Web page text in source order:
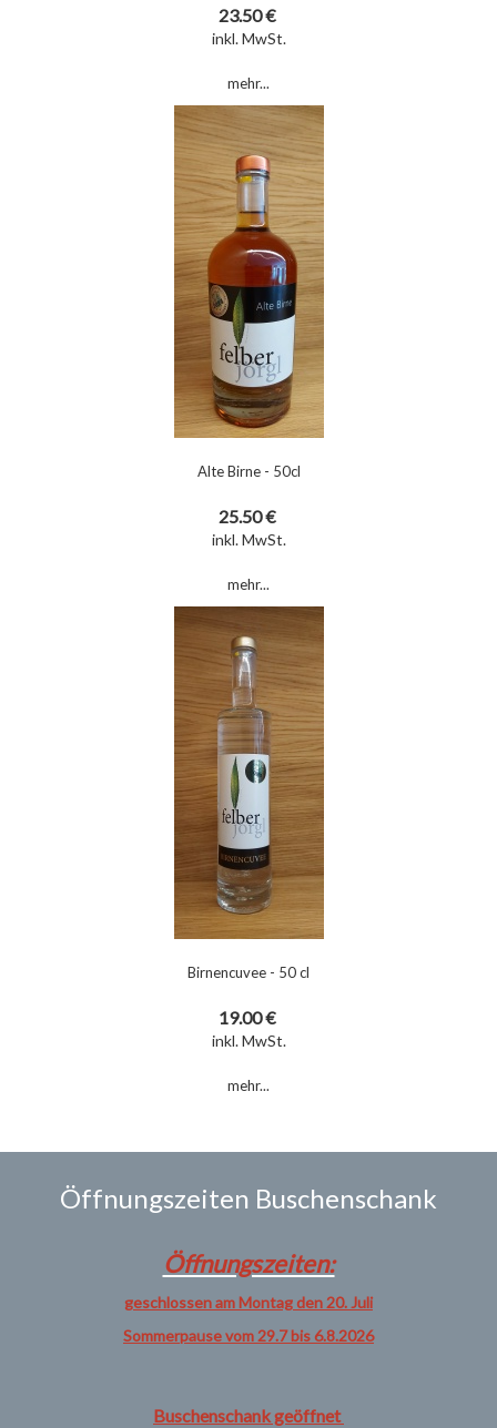
23.50 €
inkl. MwSt.
mehr...
Alte Birne - 50cl
25.50 €
inkl. MwSt.
mehr...
Birnencuvee - 50 cl
19.00 €
inkl. MwSt.
mehr...
Öffnungszeiten Buschenschank
Öffnungszeiten:
geschlossen am Montag den 20. Juli
Sommerpause vom 29.7 bis 6.8.2026
Buschenschank geöffnet